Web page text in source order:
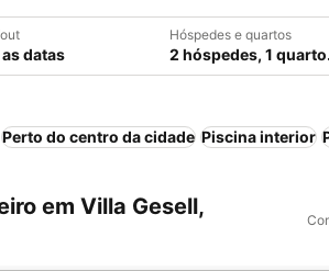
datas
Hóspedes e quartos
2 hóspedes, 1 quarto.
Perto do centro da cidade Piscina interior
em Villa Gesell,